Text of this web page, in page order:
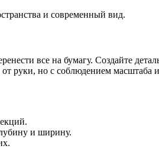
и современный вид.
все на бумагу. Создайте
руки, но с соблюдением масштаба
и ширину.